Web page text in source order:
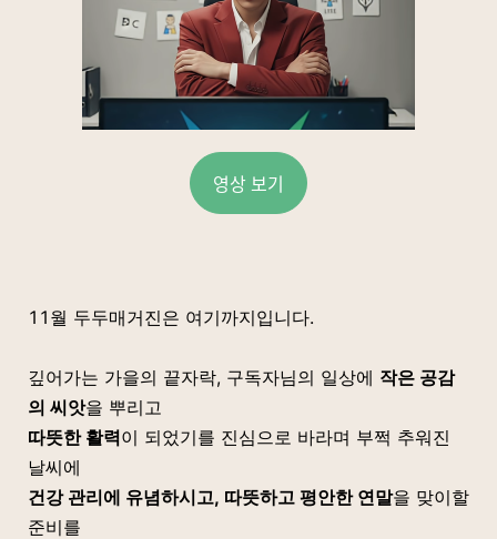
영상 보기
11월 두두매거진은 여기까지입니다.
깊어가는 가을의 끝자락, 구독자님의 일상에 작은 공감
의 씨앗을 뿌리고
따뜻한 활력이 되었기를 진심으로 바라며 부쩍 추워진
날씨에
건강 관리에 유념하시고, 따뜻하고 평안한 연말을 맞이할
준비를